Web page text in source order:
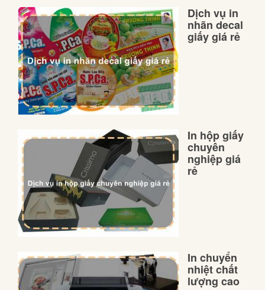
Dịch vụ in
nhãn decal
giấy giá rẻ
In hộp giấy
chuyên
nghiệp giá
rẻ
In chuyển
nhiệt chất
lượng cao